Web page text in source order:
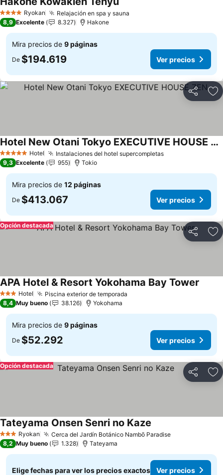
4 EstrellasRyokan Relajación en spa y sauna
Ver precios
8,9 Excelente 8.327 Hakone
Mira precios de 9 páginas
De $194.619 Ver precios
Compartir
5 Estrellas Hotel Instalaciones del hotel supercompletasVer precios
Hotel New Otani Tokyo EXECUTIVE HOUSE ZEN
Ver precios
9,3 Excelente 955 Tokio
Mira precios de 12 páginas
De $413.067 Ver precios
Compartir
Opción destacada
3 Estrellas
Hotel Piscina exterior de temporada
APA Hotel & Resort Yokohama Bay Tower
8,4 Muy bueno 38.126 Yokohama
Mira precios de 9 páginas
De $52.292 Ver precios
Compartir
Opción destacada
3 EstrellasRyokan Cerca del Jardín Botánico Nambō ParadiseVer precios
Tateyama Onsen Senri no Kaze
8,2 Muy bueno 1.328 Tateyama
Elige fechas para ver los precios exactos Ver precios